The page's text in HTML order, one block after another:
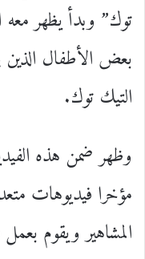
توك” وبدأ يظهر معه
بعض الأطفال ا
التيك توك.
وظهر ضمن هذه
مؤخرا فيديوهات
المشاهير ويقوم